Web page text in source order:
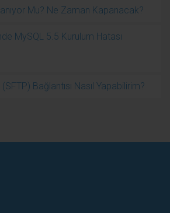
Mu? Ne Zaman Kapanacak?
MySQL 5.5 Kurulum Hatası
Bağlantısı Nasıl Yapabilirim?